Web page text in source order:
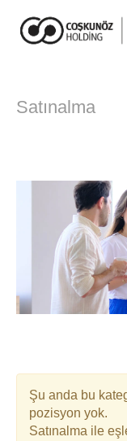
Satınalma
Şu anda bu
pozisyon yok.
Satınalma ile